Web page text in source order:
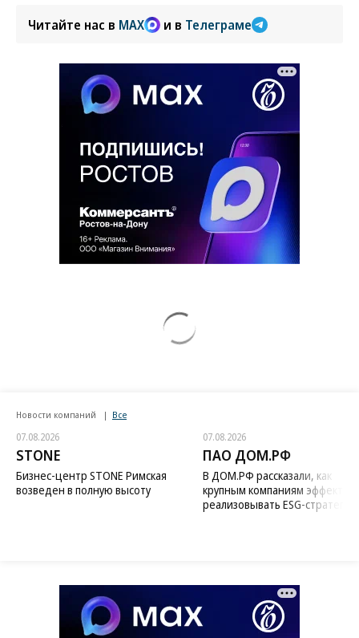
Читайте нас в MAX и в Телеграме
Новости компаний Все
07.08.2026
STONE
Бизнес-центр STONE Римская
возведен в полную высоту
07.08.2026
ПАО ДОМ.РФ
В ДОМ.РФ рассказали, как
крупным компаниям
реализовывать ESG-стратегию